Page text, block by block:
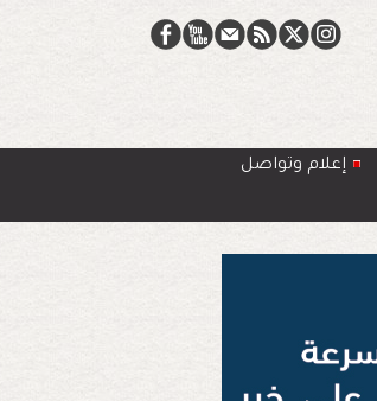
إعلام وتواصل